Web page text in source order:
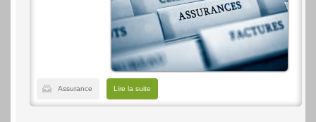
Assurance Lire la suite